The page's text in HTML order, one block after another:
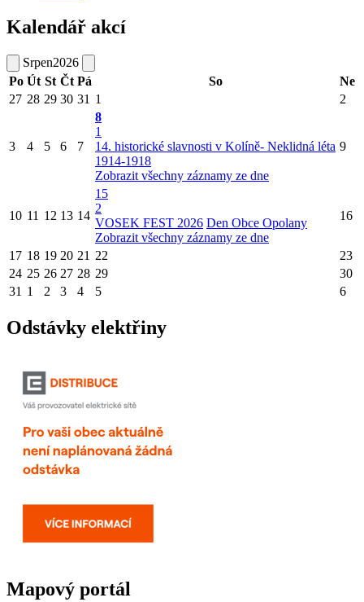
Kalendář akcí
Srpen2026
Po Út St Čt Pá So
Ne
27 28 29 30 31 1 2
3 4 5 6 7
8
1
14. historické slavnosti v Kolíně- Neklidná léta
1914-1918
Zobrazit všechny záznamy ze dne
9
10 11 12 13 14
15
2
VOSEK FEST 2026 Den Obce Opolany
Zobrazit všechny záznamy ze dne
16
17 18 19 20 21 22
23
24 25 26 27 28 29
30
31 1 2 3 4 5 6
Odstávky elektřiny
Mapový portál